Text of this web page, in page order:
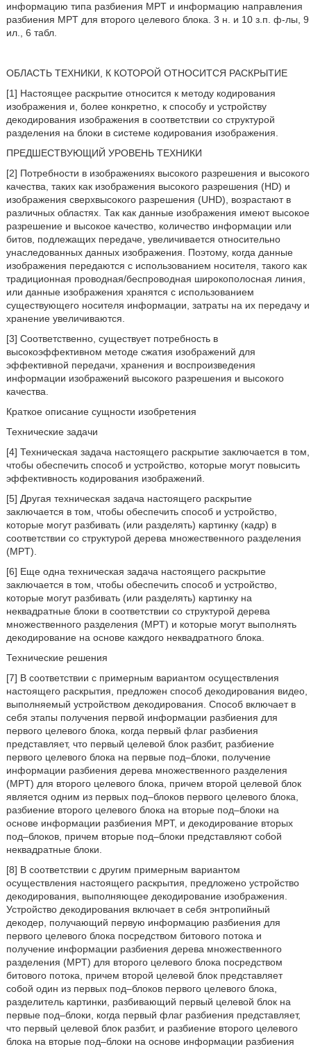
информацию типа разбиения MPT и информацию направления
разбиения MPT для второго целевого блока. 3 н. и 10 з.п. ф-лы, 9
ил., 6 табл.
ОБЛАСТЬ ТЕХНИКИ, К КОТОРОЙ ОТНОСИТСЯ РАСКРЫТИЕ
[1] Настоящее раскрытие относится к методу кодирования
изображения и, более конкретно, к способу и устройству
декодирования изображения в соответствии со структурой
разделения на блоки в системе кодирования изображения.
ПРЕДШЕСТВУЮЩИЙ УРОВЕНЬ ТЕХНИКИ
[2] Потребности в изображениях высокого разрешения и высокого
качества, таких как изображения высокого разрешения (HD) и
изображения сверхвысокого разрешения (UHD), возрастают в
различных областях. Так как данные изображения имеют высокое
разрешение и высокое качество, количество информации или
битов, подлежащих передаче, увеличивается относительно
унаследованных данных изображения. Поэтому, когда данные
изображения передаются с использованием носителя, такого как
традиционная проводная/беспроводная широкополосная линия,
или данные изображения хранятся с использованием
существующего носителя информации, затраты на их передачу и
хранение увеличиваются.
[3] Соответственно, существует потребность в
высокоэффективном методе сжатия изображений для
эффективной передачи, хранения и воспроизведения
информации изображений высокого разрешения и высокого
качества.
Краткое описание сущности изобретения
Технические задачи
[4] Техническая задача настоящего раскрытие заключается в том,
чтобы обеспечить способ и устройство, которые могут повысить
эффективность кодирования изображений.
[5] Другая техническая задача настоящего раскрытие
заключается в том, чтобы обеспечить способ и устройство,
которые могут разбивать (или разделять) картинку (кадр) в
соответствии со структурой дерева множественного разделения
(MPT).
[6] Еще одна техническая задача настоящего раскрытие
заключается в том, чтобы обеспечить способ и устройство,
которые могут разбивать (или разделять) картинку на
неквадратные блоки в соответствии со структурой дерева
множественного разделения (MPT) и которые могут выполнять
декодирование на основе каждого неквадратного блока.
Технические решения
[7] В соответствии с примерным вариантом осуществления
настоящего раскрытия, предложен способ декодирования видео,
выполняемый устройством декодирования. Способ включает в
себя этапы получения первой информации разбиения для
первого целевого блока, когда первый флаг разбиения
представляет, что первый целевой блок разбит, разбиение
первого целевого блока на первые под–блоки, получение
информации разбиения дерева множественного разделения
(MPT) для второго целевого блока, причем второй целевой блок
является одним из первых под–блоков первого целевого блока,
разбиение второго целевого блока на вторые под–блоки на
основе информации разбиения MPT, и декодирование вторых
под–блоков, причем вторые под–блоки представляют собой
неквадратные блоки.
[8] В соответствии с другим примерным вариантом
осуществления настоящего раскрытия, предложено устройство
декодирования, выполняющее декодирование изображения.
Устройство декодирования включает в себя энтропийный
декодер, получающий первую информацию разбиения для
первого целевого блока посредством битового потока и
получение информации разбиения дерева множественного
разделения (MPT) для второго целевого блока посредством
битового потока, причем второй целевой блок представляет
собой один из первых под–блоков первого целевого блока,
разделитель картинки, разбивающий первый целевой блок на
первые под–блоки, когда первый флаг разбиения представляет,
что первый целевой блок разбит, и разбиение второго целевого
блока на вторые под–блоки на основе информации разбиения